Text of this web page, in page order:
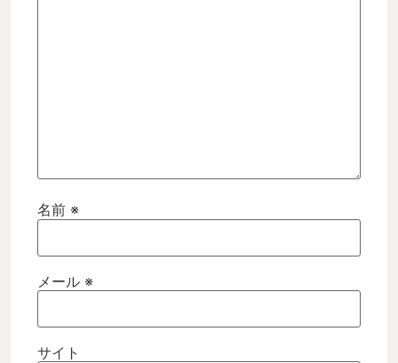
名前 ※
メール ※
サイト